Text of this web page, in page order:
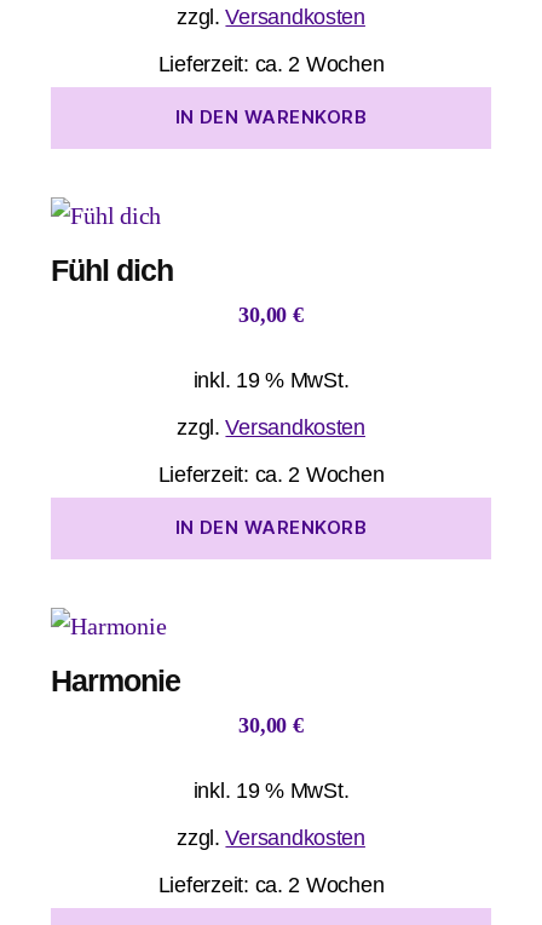
zzgl.Versandkosten
Lieferzeit: ca. 2 Wochen
IN DEN WARENKORB
Fühl dich
30,00 €
inkl. 19 % MwSt.
zzgl.Versandkosten
Lieferzeit: ca. 2 Wochen
IN DEN WARENKORB
Harmonie
30,00 €
inkl. 19 % MwSt.
zzgl.Versandkosten
Lieferzeit: ca. 2 Wochen